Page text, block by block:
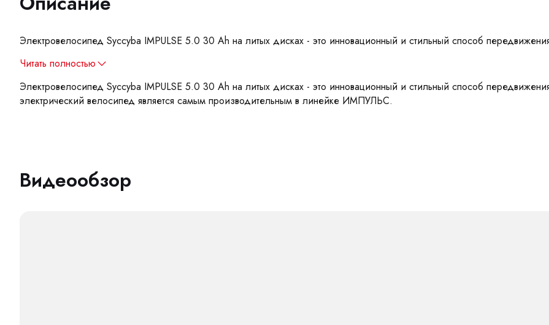
Электровелосипед Syccyba IMPULSE 5.0 30 Ah на литых дисках - это инновационный и стильный способ
Читать полностью
Электровелосипед Syccyba IMPULSE 5.0 30 Ah на литых дисках - это инновационный и стильный способ
электрический велосипед является самым производительным в линейке ИМПУЛЬС.
Видеообзор